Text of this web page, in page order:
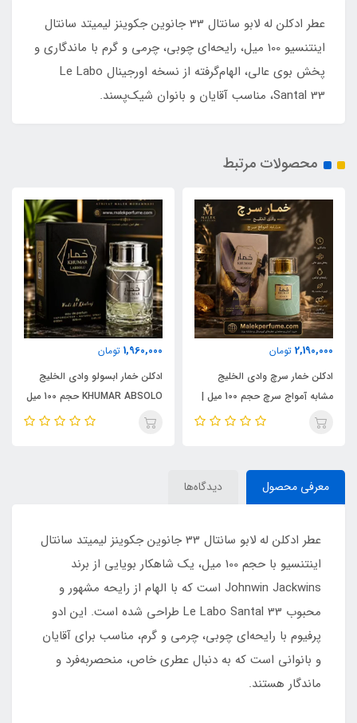
عطر ادکلن له لابو سانتال 33 جانوین جکوینز لیمیتد سانتال
اینتنسیو 100 میل، رایحه‌ای چوبی، چرمی و گرم با ماندگاری و
پخش بوی عالی، الهام‌گرفته از نسخه اورجینال Le Labo
Santal 33، مناسب آقایان و بانوان شیک‌پسند.
محصولات مرتبط
2,190,000 تومان
ادکلن خمار سرچ وادی الخلیج
مشابه آمواج سرچ حجم 100 میل |
KHUMAR Search Eau de
1,960,000 تومان
ادکلن خمار ابسولو وادی الخلیج
KHUMAR ABSOLO حجم 100 میل
| مشابه اورجینال ایو سن لورن مای
معرفی محصول دیدگاه‌ها
عطر ادکلن له لابو سانتال 33 جانوین جکوینز لیمیتد سانتال
اینتنسیو با حجم 100 میل، یک شاهکار بویایی از برند
Johnwin Jackwins است که با الهام از رایحه مشهور و
محبوب Le Labo Santal 33 طراحی شده است. این ادو
پرفیوم با رایحه‌ای چوبی، چرمی و گرم، مناسب برای آقایان
و بانوانی است که به دنبال عطری خاص، منحصر‌به‌فرد و
ماندگار هستند.